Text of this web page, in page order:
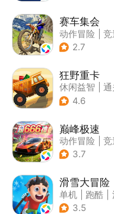
赛车集会
动作冒险 竞
| 写实
2.7
狂野重卡
休闲益智 通
4.6
巅峰极速
动作冒险 竞
| 漂移
3.7
滑雪大冒险
单机 跑酷
| 游道易
3.5